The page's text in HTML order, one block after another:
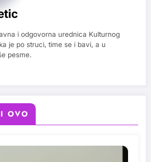
i odgovorna urednica Kulturnog
je po struci, time se i bavi, a u
pesme.
OVO